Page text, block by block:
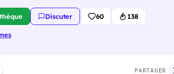
Discuter 60 138
PARTAGER